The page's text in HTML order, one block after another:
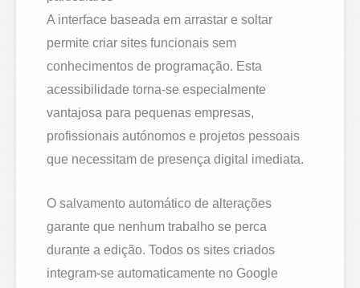
A interface baseada em arrastar e soltar
permite criar sites funcionais sem
conhecimentos de programação. Esta
acessibilidade torna-se especialmente
vantajosa para pequenas empresas,
profissionais autónomos e projetos pessoais
que necessitam de presença digital imediata.
O salvamento automático de alterações
garante que nenhum trabalho se perca
durante a edição. Todos os sites criados
integram-se automaticamente no Google